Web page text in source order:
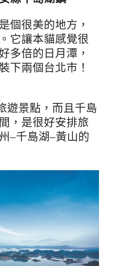
個很美的地方，
它讓本貓感覺很
多倍的日月潭，
下兩個台北市！
遊景點，而且千島
，是很好安排旅
–千島湖–黃山的